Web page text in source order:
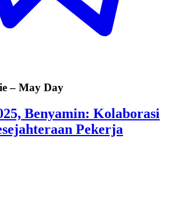
– May Day
Benyamin: Kolaborasi
Pekerja